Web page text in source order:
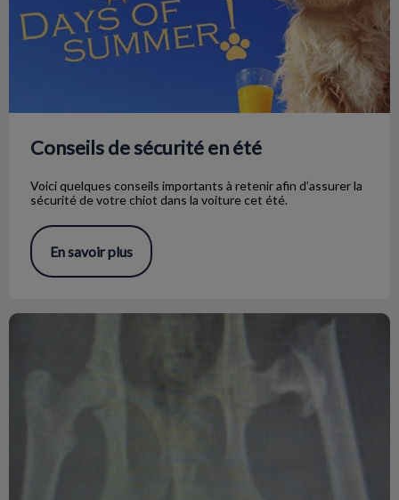
Conseils de sécurité en été
Voici quelques conseils importants à retenir afin d’assurer la
sécurité de votre chiot dans la voiture cet été.
En savoir plus
Fractures 101